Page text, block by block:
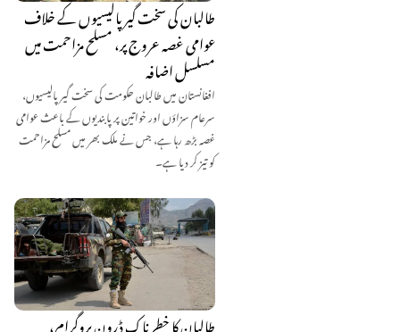
طالبان کی سخت گیر پالیسیوں کے خلاف
عوامی غصہ عروج پر، مسلح مزاحمت میں
مسلسل اضافہ
افغانستان میں طالبان حکومت کی سخت گیر پالیسیوں،
سرعام سزاؤں اور خواتین پر پابندیوں کے باعث عوامی
غصہ بڑھ رہا ہے، جس نے ملک بھر میں مسلح مزاحمت
کو تیز کر دیا ہے۔
طالبان کا خطرناک ڈرون پروگرام،